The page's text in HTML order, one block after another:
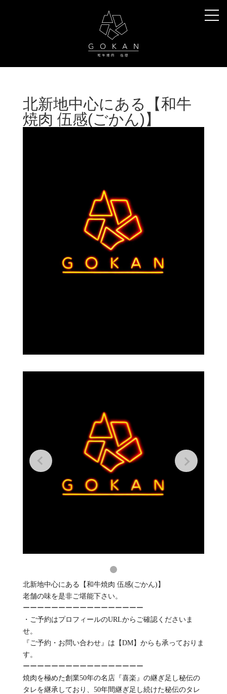
北新地中心にある【和牛
焼肉 伍感(ごかん)】
北新地中心にある【和牛焼肉 伍感(ごかん)】
老舗の味を是非ご堪能下さい。
ーーーーーーーーーーーーーーーーー
・ご予約はプロフィールのURLからご確認くださいま
せ。
『ご予約・お問い合わせ』は【DM】からも承っておりま
す。
ーーーーーーーーーーーーーーーーー
焼肉を極めた創業50年の名店『喜楽』の継ぎ足し秘伝の
タレを継承しており、50年間継ぎ足し続けた秘伝のタレ